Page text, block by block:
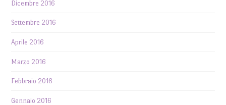
Dicembre 2016
Settembre 2016
Aprile 2016
Marzo 2016
Febbraio 2016
Gennaio 2016